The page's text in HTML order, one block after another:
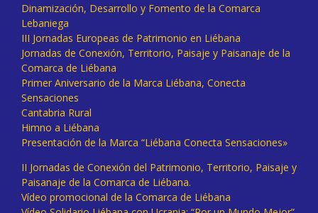
Dinamización, Desarrollo y Fomento de la Comarca
Lebaniega
III Jornadas Europeas de Patrimonio en Liébana
Jornadas de Conexión, Territorio, Paisaje y Paisanaje de la
Comarca de Liébana
Primer Aniversario de la Marca Liébana, Conecta
Sensaciones
Cantabria Rural
Himno a Liébana
Presentación de la Marca “Liébana Conecta Sensaciones»
II Jornadas de Conexión del Patrimonio, Territorio, Paisaje y
Paisanaje de la Comarca de Liébana.
Vídeo promocional de la Comarca de Liébana